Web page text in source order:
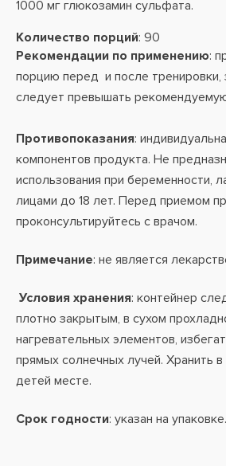
1000 мг глюкозамин сульфата.
Количество порций: 90
Рекомендации по применению:
порцию перед и после тренировки,
следует превышать
Противопоказания:
компонентов продукта. Не
использования при беременности,
лицами до 18 лет. Перед приемом
проконсультируйтесь с врачом.
Примечание: не является
Условия хранения: контейнер
плотно закрытым, в сухом
нагревательных элементов,
прямых солнечных лучей. Хранить
детей месте.
Срок годности: указан на упаковке.